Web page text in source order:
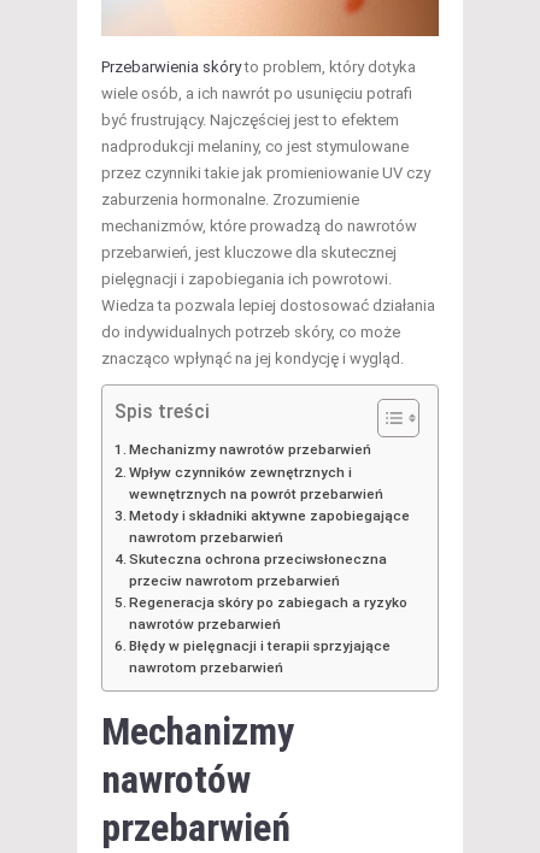
Przebarwienia skóryto problem, który dotyka
wiele osób, a ich nawrót po usunięciu potrafi
być frustrujący. Najczęściej jest to efektem
nadprodukcji melaniny, co jest stymulowane
przez czynniki takie jak promieniowanie UV czy
zaburzenia hormonalne. Zrozumienie
mechanizmów, które prowadzą do nawrotów
przebarwień, jest kluczowe dla skutecznej
pielęgnacji i zapobiegania ich powrotowi.
Wiedza ta pozwala lepiej dostosować działania
do indywidualnych potrzeb skóry, co może
znacząco wpłynąć na jej kondycję i wygląd.
Spis treści
Mechanizmy nawrotów przebarwień
Wpływ czynników zewnętrznych i
wewnętrznych na powrót przebarwień
Metody i składniki aktywne zapobiegające
nawrotom przebarwień
Skuteczna ochrona przeciwsłoneczna
przeciw nawrotom przebarwień
Regeneracja skóry po zabiegach a ryzyko
nawrotów przebarwień
Błędy w pielęgnacji i terapii sprzyjające
nawrotom przebarwień
Mechanizmy
nawrotów
przebarwień